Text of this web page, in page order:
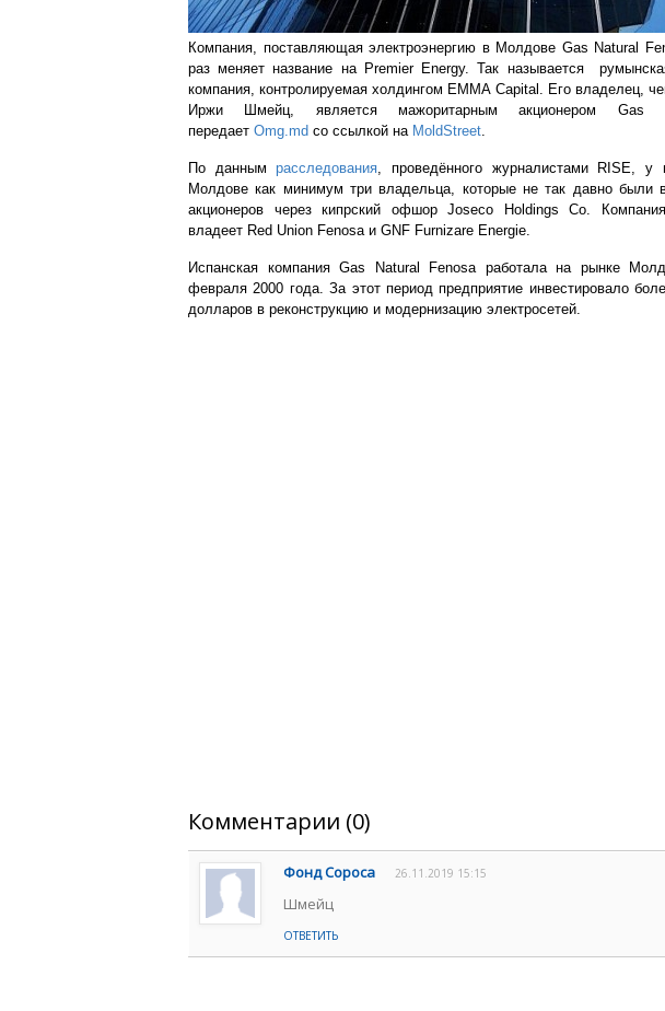
Компания, поставляющая электроэнергию в Молдове Gas Natural
раз меняет название на Premier Energy. Так называется
компания, контролируемая холдингом EMMA Capital. Его владелец,
Иржи Шмейц, является мажоритарным акционером Gas
передает Оmg.md со ссылкой на MoldStreet.
По данным расследования, проведённого журналистами RISE, у
Молдове как минимум три владельца, которые не так давно были
акционеров через кипрский офшор Joseco Holdings Co.
владеет Red Union Fenosa и GNF Furnizare Energie.
Испанская компания Gas Natural Fenosa работала на рынке
февраля 2000 года. За этот период предприятие инвестировало
долларов в реконструкцию и модернизацию электросетей.
Комментарии (0)
Фонд Сороса 26.11.2019 15:15
Шмейц
ОТВЕТИТЬ